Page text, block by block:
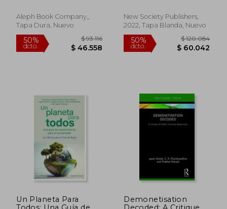
Aleph Book Company,,
Tapa Dura, Nuevo
50%
dcto.
Jayati
New Society Publishers,
2022, Tapa Blanda, Nuevo
50%
dcto.
Un Planeta Para
Demonetisation